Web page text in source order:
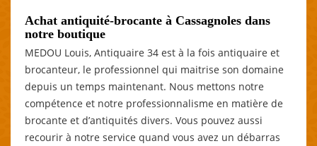
Achat antiquité-brocante à Cassagnoles dans
notre boutique
MEDOU Louis, Antiquaire 34 est à la fois antiquaire et
brocanteur, le professionnel qui maitrise son domaine
depuis un temps maintenant. Nous mettons notre
compétence et notre professionnalisme en matière de
brocante et d’antiquités divers. Vous pouvez aussi
recourir à notre service quand vous avez un débarras